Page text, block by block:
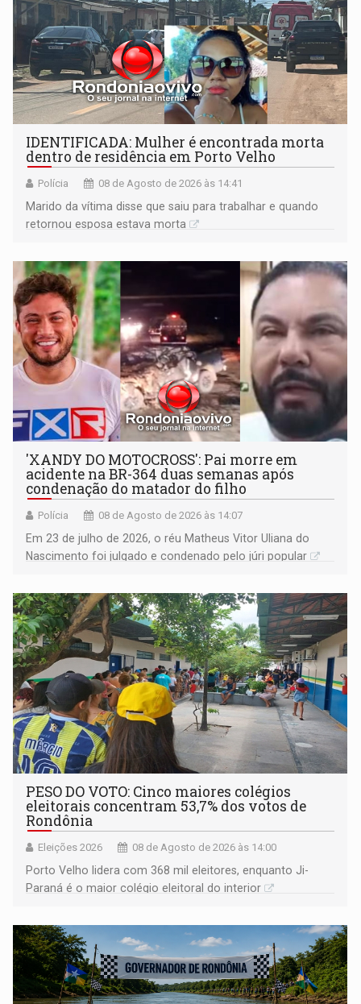
IDENTIFICADA: Mulher é encontrada morta
dentro de residência em Porto Velho
Polícia 08 de Agosto de 2026 às 14:41
Marido da vítima disse que saiu para trabalhar e quando
retornou esposa estava morta
'XANDY DO MOTOCROSS': Pai morre em
acidente na BR-364 duas semanas após
condenação do matador do filho
Polícia 08 de Agosto de 2026 às 14:07
Em 23 de julho de 2026, o réu Matheus Vitor Uliana do
Nascimento foi julgado e condenado pelo júri popular
PESO DO VOTO: Cinco maiores colégios
eleitorais concentram 53,7% dos votos de
Rondônia
Eleições 2026 08 de Agosto de 2026 às 14:00
Porto Velho lidera com 368 mil eleitores, enquanto Ji-
Paraná é o maior colégio eleitoral do interior